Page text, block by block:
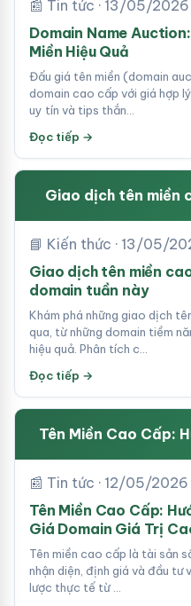
📰 Tin tức · 13/05/2026
Domain Name
Miền Hiệu Quả
Đấu giá tên miền (domain
domain cao cấp với giá hợp
uy tín và tips thắn…
Đọc tiếp →
Giao dịch tên miền
📘 Kiến thức · 13/05/
Giao dịch tên miền
domain tuần này
Khám phá những giao dịch
qua, từ những domain tiềm
hiệu quả. Phân tích c…
Đọc tiếp →
Tên Miền Cao Cấp:
📰 Tin tức · 12/05/2026
Tên Miền Cao Cấp:
Giá Domain Giá Trị
Tên miền cao cấp là tài sản
nhận diện, định giá và đầu
lược thực tế từ …